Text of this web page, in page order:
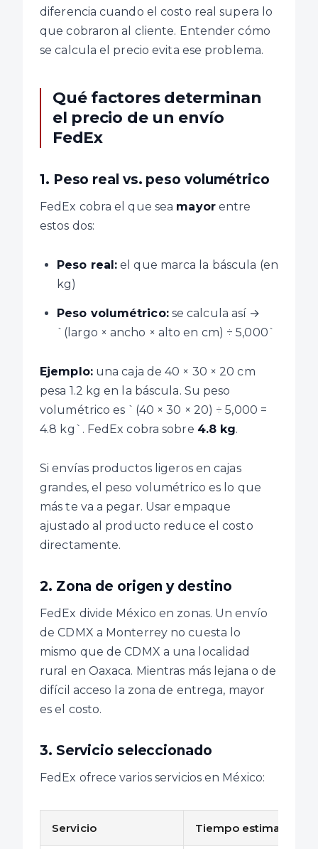
diferencia cuando el costo real supera lo
que cobraron al cliente. Entender cómo
se calcula el precio evita ese problema.
Qué factores determinan
el precio de un envío
FedEx
1. Peso real vs. peso volumétrico
FedEx cobra el que sea mayorentre
estos dos:
Peso real: el que marca la báscula (en
kg)
Peso volumétrico:se calcula así →
`(largo × ancho × alto en cm) ÷ 5,000`
Ejemplo:una caja de 40 × 30 × 20 cm
pesa 1.2 kg en la báscula. Su peso
volumétrico es `(40 × 30 × 20) ÷ 5,000 =
4.8 kg`. FedEx cobra sobre 4.8 kg.
Si envías productos ligeros en cajas
grandes, el peso volumétrico es lo que
más te va a pegar. Usar empaque
ajustado al producto reduce el costo
directamente.
2. Zona de origen y destino
FedEx divide México en zonas. Un envío
de CDMX a Monterrey no cuesta lo
mismo que de CDMX a una localidad
rural en Oaxaca. Mientras más lejana o de
difícil acceso la zona de entrega, mayor
es el costo.
3. Servicio seleccionado
FedEx ofrece varios servicios en México:
Servicio Tiempo estimado